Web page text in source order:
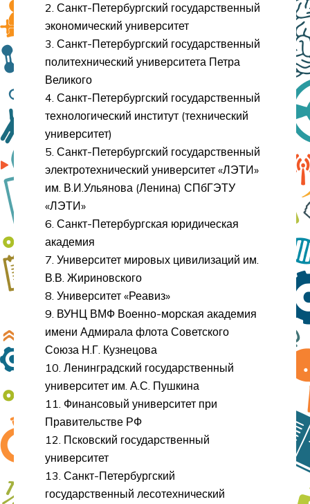
2. Санкт-Петербургский государственный
экономический университет
3. Санкт-Петербургский государственный
политехнический университета Петра
Великого
4. Санкт-Петербургский государственный
технологический институт (технический
университет)
5. Санкт-Петербургский государственный
электротехнический университет «ЛЭТИ»
им. В.И.Ульянова (Ленина) СПбГЭТУ
«ЛЭТИ»
6. Санкт-Петербургская юридическая
академия
7. Университет мировых цивилизаций им.
В.В. Жириновского
8. Университет «Реавиз»
9. ВУНЦ ВМФ Военно-морская академия
имени Адмирала флота Советского
Союза Н.Г. Кузнецова
10. Ленинградский государственный
университет им. А.С. Пушкина
11. Финансовый университет при
Правительстве РФ
12. Псковский государственный
университет
13. Санкт-Петербургский
государственный лесотехнический